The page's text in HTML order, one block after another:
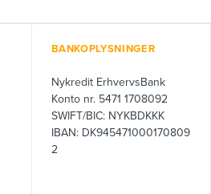
BANKOPLYSNINGER
Nykredit ErhvervsBank
Konto nr. 5471 1708092
SWIFT/BIC: NYKBDKKK
IBAN: DK945471000170809
2